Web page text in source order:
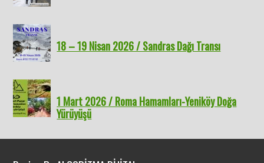
18 – 19 Nisan 2026 / Sandras Dağı Transı
1 Mart 2026 / Roma Hamamları-Yeniköy Doğa
Yürüyüşü